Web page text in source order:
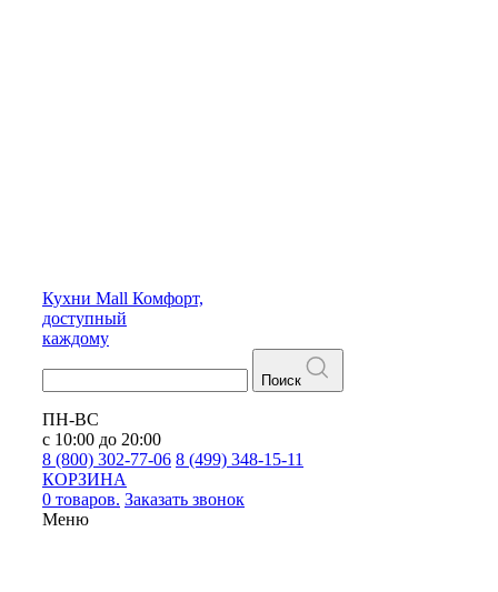
Кухни Mall Комфорт,
доступный
каждому
Поиск
ПН-ВС
с 10:00 до 20:00
8 (800) 302-77-06 8 (499) 348-15-11
КОРЗИНА
0 товаров. Заказать звонок
Меню